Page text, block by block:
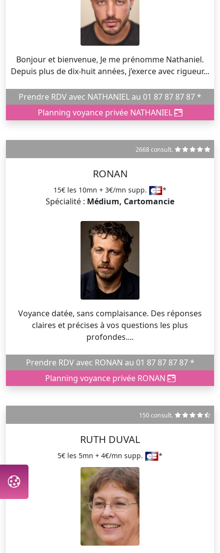
Bonjour et bienvenue, Je me prénomme Nathaniel.
Depuis plus de dix-huit années, j’exerce avec rigueur...
Prendre RDV avec NATHANIEL au 01 87 87 87 87 *
Planning voyance privée NATHANIEL
2668 consult.
RONAN
15€ les 10mn + 3€/mn supp. *
Spécialité : Médium, Cartomancie
Voyance datée, sans complaisance. Des réponses
claires et précises à vos questions les plus
profondes....
Prendre RDV avec RONAN au 01 87 87 87 87 *
Planning voyance privée RONAN
150 consult.
RUTH DUVAL
5€ les 5mn + 4€/mn supp. *